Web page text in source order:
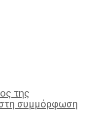
της
συμμόρφωση